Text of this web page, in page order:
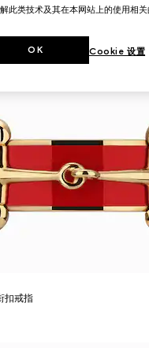
扣戒指
此类技术及其在本网站上的使用相
Cookie 设置
OK